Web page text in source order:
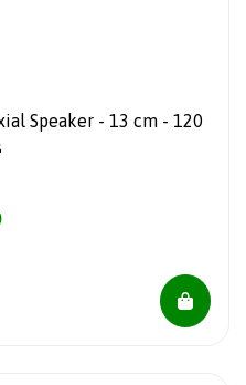
Speaker - 13 cm - 120